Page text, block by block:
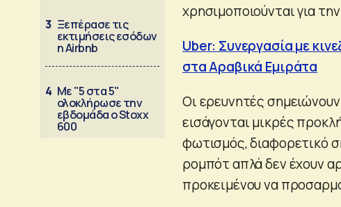
3 Ξεπέρασε τις
εκτιμήσεις εσόδων
η Airbnb
4 Με "5 στα 5"
ολοκλήρωσε την
εβδομάδα ο Stoxx
600
χρησιμοποιούνται για
Uber: Συνεργασία με
στα Αραβικά Εμιράτα
Οι ερευνητές
εισάγονται μικρές
φωτισμός, διαφορετικό
ρομπότ απλά δεν έχουν
προκειμένου να